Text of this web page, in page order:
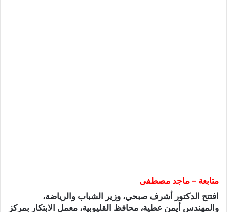
متابعة – ماجد مصطفى
افتتح الدكتور أشرف صبحي، وزير الشباب والرياضة،
والمهندس أيمن عطية، محافظ القليوبية، معمل الابتكار بمركز